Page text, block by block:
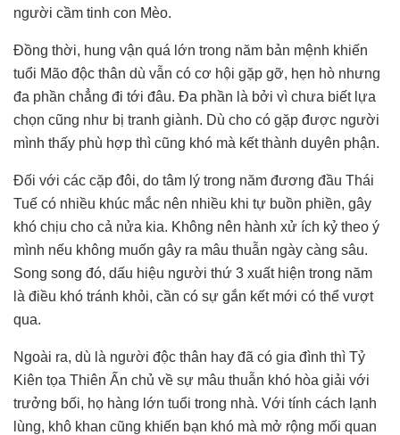
người cầm tinh con Mèo.
Đồng thời, hung vận quá lớn trong năm bản mệnh khiến
tuổi Mão độc thân dù vẫn có cơ hội gặp gỡ, hẹn hò nhưng
đa phần chẳng đi tới đâu. Đa phần là bởi vì chưa biết lựa
chọn cũng như bị tranh giành. Dù cho có gặp được người
mình thấy phù hợp thì cũng khó mà kết thành duyên phận.
Đối với các cặp đôi, do tâm lý trong năm đương đầu Thái
Tuế có nhiều khúc mắc nên nhiều khi tự buồn phiền, gây
khó chịu cho cả nửa kia. Không nên hành xử ích kỷ theo ý
mình nếu không muốn gây ra mâu thuẫn ngày càng sâu.
Song song đó, dấu hiệu người thứ 3 xuất hiện trong năm
là điều khó tránh khỏi, cần có sự gắn kết mới có thể vượt
qua.
Ngoài ra, dù là người độc thân hay đã có gia đình thì Tỷ
Kiên tọa Thiên Ấn chủ về sự mâu thuẫn khó hòa giải với
trưởng bối, họ hàng lớn tuổi trong nhà. Với tính cách lạnh
lùng, khô khan cũng khiến bạn khó mà mở rộng mối quan